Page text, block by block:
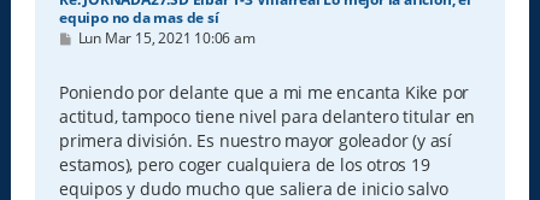
equipo no da mas de sí
M
s
a
j
e
Lun Mar 15, 2021 10:06 am
Poniendo por delante que a mi me encanta Kike por
actitud, tampoco tiene nivel para delantero titular en
primera división. Es nuestro mayor goleador (y así
estamos), pero coger cualquiera de los otros 19
equipos y dudo mucho que saliera de inicio salvo